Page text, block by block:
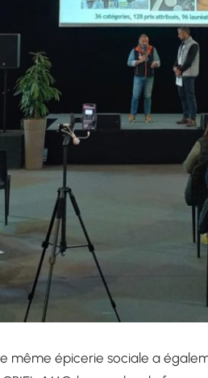
même épicerie sociale a